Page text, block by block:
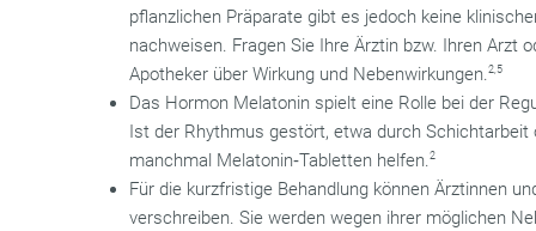
pflanzlichen Präparate gibt es jedoch keine
nachweisen. Fragen Sie Ihre Ärztin bzw. Ihren Arzt
Apotheker über Wirkung und Nebenwirkungen.2,5
Das Hormon Melatonin spielt eine Rolle bei der
Ist der Rhythmus gestört, etwa durch Schichtarbeit
manchmal Melatonin‐Tabletten helfen.2
Für die kurzfristige Behandlung können Ärztinnen
verschreiben. Sie werden wegen ihrer möglichen